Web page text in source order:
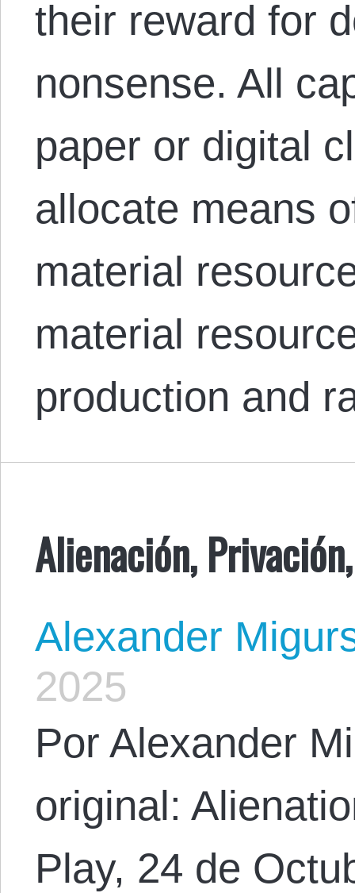
their reward for
nonsense. All
paper or digital
allocate means
material
material
production and
Alienación,
Alexander
2025
Por Alexander
original:
Play, 24 de